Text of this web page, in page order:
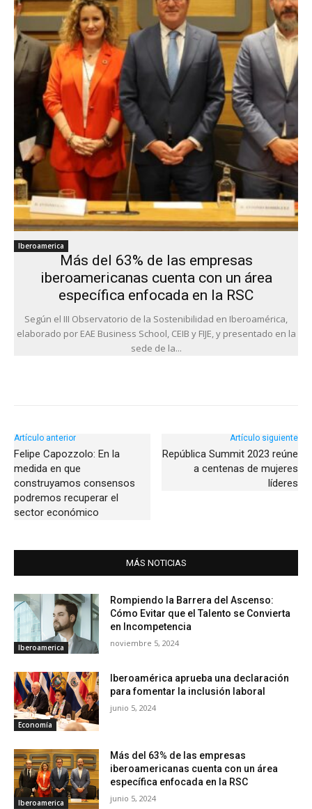
Iberoamerica
Más del 63% de las empresas
iberoamericanas cuenta con un área
específica enfocada en la RSC
Según el III Observatorio de la Sostenibilidad en Iberoamérica,
elaborado por EAE Business School, CEIB y FIJE, y presentado en la
sede de la...
Artículo anterior
Felipe Capozzolo: En la
medida en que
construyamos consensos
podremos recuperar el
sector económico
Artículo siguiente
República Summit 2023 reúne
a centenas de mujeres
líderes
MÁS NOTICIAS
Iberoamerica
Rompiendo la Barrera del Ascenso:
Cómo Evitar que el Talento se Convierta
en Incompetencia
noviembre 5, 2024
Economía
Iberoamérica aprueba una declaración
para fomentar la inclusión laboral
junio 5, 2024
Iberoamerica
Más del 63% de las empresas
iberoamericanas cuenta con un área
específica enfocada en la RSC
junio 5, 2024